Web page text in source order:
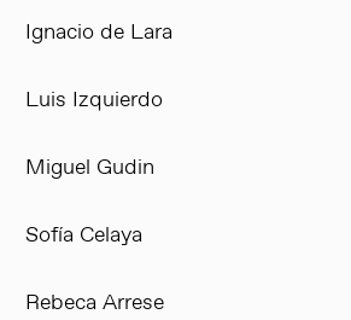
Ignacio de Lara
Luis Izquierdo
Miguel Gudin
Sofía Celaya
Rebeca Arrese